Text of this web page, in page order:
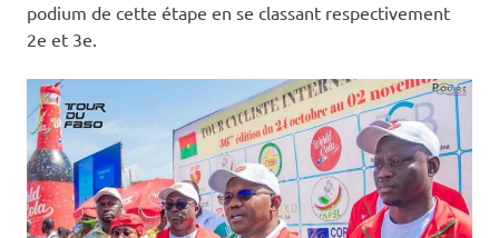
podium de cette étape en se classant respectivement
2e et 3e.